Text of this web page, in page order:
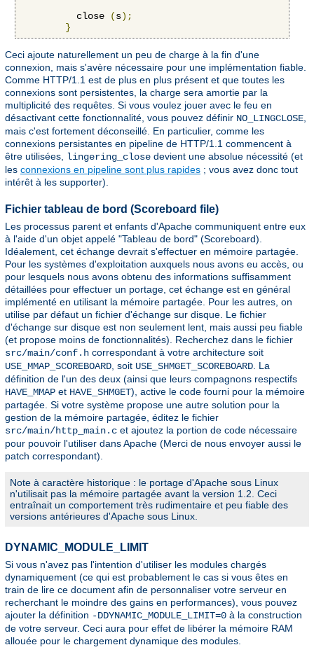
          close
(s);
}
Ceci ajoute naturellement un peu de charge à la fin d'une
connexion, mais s'avère nécessaire pour une implémentation fiable.
Comme HTTP/1.1 est de plus en plus présent et que toutes les
connexions sont persistentes, la charge sera amortie par la
multiplicité des requêtes. Si vous voulez jouer avec le feu en
désactivant cette fonctionnalité, vous pouvez définir NO_LINGCLOSE
mais c'est fortement déconseillé. En particulier, comme les
connexions persistantes en pipeline de HTTP/1.1 commencent à
être utilisées, lingering_close devient une absolue nécessité (et
les connexions en pipeline sont plus rapides ; vous avez donc tout
intérêt à les supporter).
Fichier tableau de bord (Scoreboard file)
Les processus parent et enfants d'Apache communiquent entre eux
à l'aide d'un objet appelé "Tableau de bord" (Scoreboard).
Idéalement, cet échange devrait s'effectuer en mémoire partagée.
Pour les systèmes d'exploitation auxquels nous avons eu accès, ou
pour lesquels nous avons obtenu des informations suffisamment
détaillées pour effectuer un portage, cet échange est en général
implémenté en utilisant la mémoire partagée. Pour les autres, on
utilise par défaut un fichier d'échange sur disque. Le fichier
d'échange sur disque est non seulement lent, mais aussi peu fiable
(et propose moins de fonctionnalités). Recherchez dans le fichier
src/main/conf.h correspondant à votre architecture soit
USE_MMAP_SCOREBOARD , soit USE_SHMGET_SCOREBOARD . La
définition de l'un des deux (ainsi que leurs compagnons respectifs
HAVE_MMAP et HAVE_SHMGET), active le code fourni pour la mémoire
partagée. Si votre système propose une autre solution pour la
gestion de la mémoire partagée, éditez le fichier
src/main/http_main.c et ajoutez la portion de code nécessaire
pour pouvoir l'utiliser dans Apache (Merci de nous envoyer aussi le
patch correspondant).
Note à caractère historique : le portage d'Apache sous Linux
n'utilisait pas la mémoire partagée avant la version 1.2. Ceci
entraînait un comportement très rudimentaire et peu fiable des
versions antérieures d'Apache sous Linux.
DYNAMIC_MODULE_LIMIT
Si vous n'avez pas l'intention d'utiliser les modules chargés
dynamiquement (ce qui est probablement le cas si vous êtes en
train de lire ce document afin de personnaliser votre serveur en
recherchant le moindre des gains en performances), vous pouvez
ajouter la définition -DDYNAMIC_MODULE_LIMIT=0 à la construction
de votre serveur. Ceci aura pour effet de libérer la mémoire RAM
allouée pour le chargement dynamique des modules.